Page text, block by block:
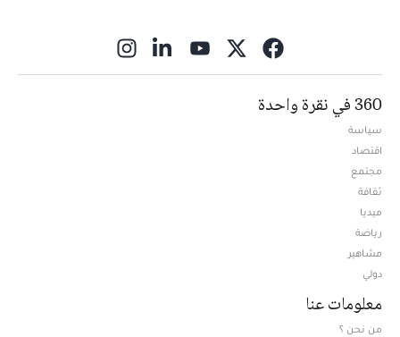
360 في نقرة واحدة
سياسة
اقتصاد
مجتمع
ثقافة
ميديا
رياضة
مشاهير
دولي
معلومات عنا
من نحن ؟